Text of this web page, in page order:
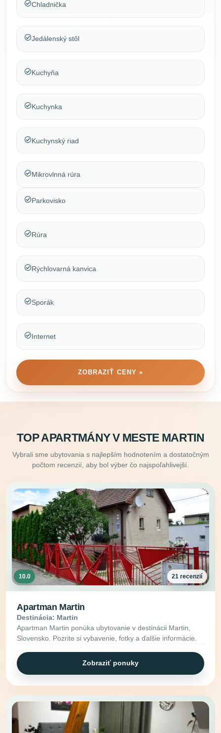
Chladnička
Jedálenský stôl
Kuchyňa
Kuchynka
Kuchynský riad
Mikrovlnná rúra
Parkovisko
Rúra
Rýchlovarná kanvica
Sporák
Internet
ZOBRAZIŤ CENY »
TOP APARTMÁNY V MESTE MARTIN
Vybrali sme ubytovania s najlepším hodnotením a dostatočným
počtom recenzií, aby bol výber čo najspoľahlivejší.
10.0 21 recenzií
Apartman Martin
Destinácia: Martin
Apartman Martin ponúka ubytovanie v destinácii Martin,
Slovensko. Pozrite si vybavenie, fotky a ďalšie informácie.
Zobraziť ponuky